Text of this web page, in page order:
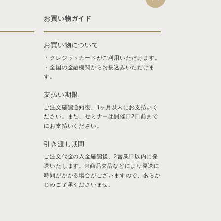
お買い物ガイド
お買い物について
・クレジットカードがご利用いただけます。
・全国の金融機関からお振込みいただけま
す。
支払い期限
ご注文確認通知後、1ヶ月以内にお支払いく
ださい。また、セミナーは開催日2日前まで
にお支払いください。
引き渡し期間
ご注文代金の入金確認後、2営業日以内に発
送いたします。※商品欠品などにより発送に
時間がかかる場合がございますので、あらか
じめご了承くださいませ。